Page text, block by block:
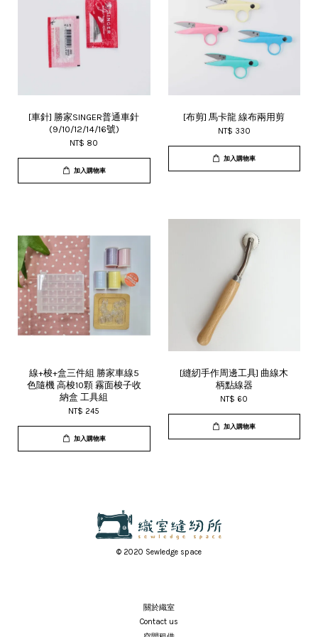
[車針] 勝家SINGER普通車針
(9/10/12/14/16號)
NT$ 80
加入購物車
[布剪] 馬卡龍 線布兩用剪
NT$ 330
加入購物車
線+梭+盒三件組 勝家車線5
色隨機 高梭10顆 霧面梭子收
納盒 工具組
NT$ 245
加入購物車
[縫紉手作周邊工具] 曲線木
柄點線器
NT$ 60
加入購物車
© 2020 Sewledge space
關於織室
Contact us